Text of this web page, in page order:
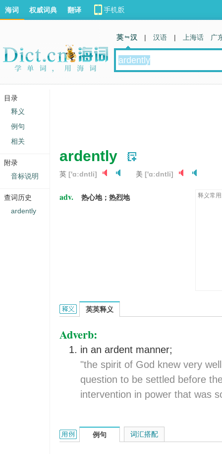
ardently
英 ['ɑːdntli] 美 ['ɑːdntli]
adv. 热心地；热烈地 释义常
ardently的英文翻译是什么意思，词典释义与在线翻
英英释义
Adverb:
in an ardent manner;
"the spirit of God knew very
question to be settled before
intervention in power that was
ardently的用法和样例：
例句 词汇搭配
海词 权威词典 翻译
英 汉 | 汉语 | 上海话 广
目录
释义
例句
相关
附录
音标说明
查词历史
ardently